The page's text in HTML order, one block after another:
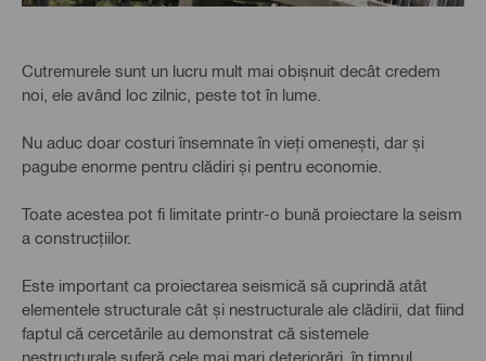
Cutremurele sunt un lucru mult mai obișnuit decât credem
noi, ele având loc zilnic, peste tot în lume.
Nu aduc doar costuri însemnate în vieți omenești, dar și
pagube enorme pentru clădiri și pentru economie.
Toate acestea pot fi limitate printr-o bună proiectare la seism
a construcțiilor.
Este important ca proiectarea seismică să cuprindă atât
elementele structurale cât și nestructurale ale clădirii, dat fiind
faptul că cercetările au demonstrat că sistemele
nestructurale suferă cele mai mari deteriorări, în timpul